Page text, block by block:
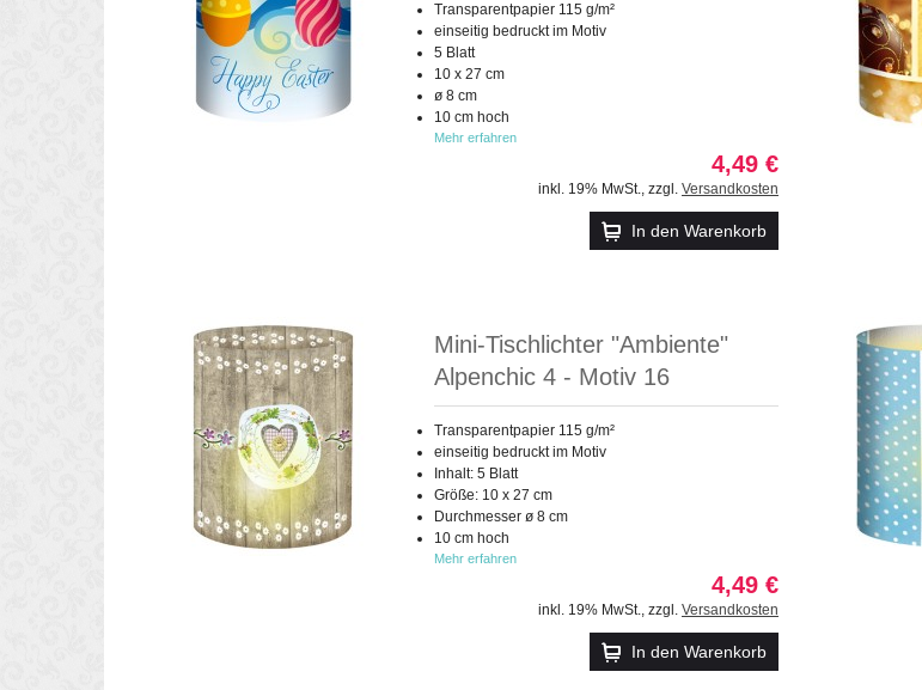
Transparentpapier 115 g/m²
einseitig bedruckt im Motiv
5 Blatt
10 x 27 cm
ø 8 cm
10 cm hoch
Mehr erfahren
4,49 €
inkl. 19% MwSt., zzgl. Versandkosten
In den Warenkorb
Mini-Tischlichter "Ambiente"
Alpenchic 4 - Motiv 16
Transparentpapier 115 g/m²
einseitig bedruckt im Motiv
Inhalt: 5 Blatt
Größe: 10 x 27 cm
Durchmesser ø 8 cm
10 cm hoch
Mehr erfahren
4,49 €
inkl. 19% MwSt., zzgl. Versandkosten
In den Warenkorb